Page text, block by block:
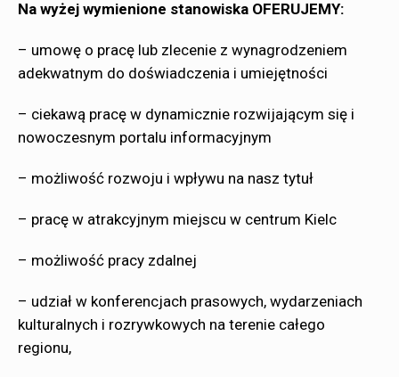
Na wyżej wymienione stanowiska OFERUJEMY:
– umowę o pracę lub zlecenie z wynagrodzeniem
adekwatnym do doświadczenia i umiejętności
– ciekawą pracę w dynamicznie rozwijającym się i
nowoczesnym portalu informacyjnym
– możliwość rozwoju i wpływu na nasz tytuł
– pracę w atrakcyjnym miejscu w centrum Kielc
– możliwość pracy zdalnej
– udział w konferencjach prasowych, wydarzeniach
kulturalnych i rozrywkowych na terenie całego
regionu,